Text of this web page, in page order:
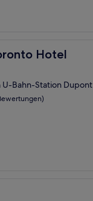
Hotel
Hotel
U-Bahn-Station